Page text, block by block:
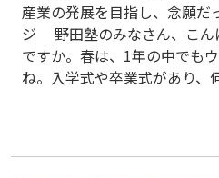
産業の発展を目指し、念願だ
ジ 野田塾のみなさん、こん
ですか。春は、1年の中でも
ね。入学式や卒業式があり、